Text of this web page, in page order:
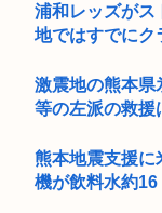
浦和レッズが
地ではすでにク
激震地の熊本県
等の左派の救援
熊本地震支援に
機が飲料水約16